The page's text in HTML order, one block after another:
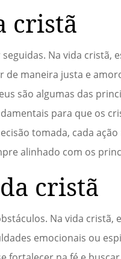
cristã
Na vida cristã,
maneira justa e
são algumas das
para que os
tomada, cada
alinhado com os
cristã
Na vida cristã,
emocionais ou